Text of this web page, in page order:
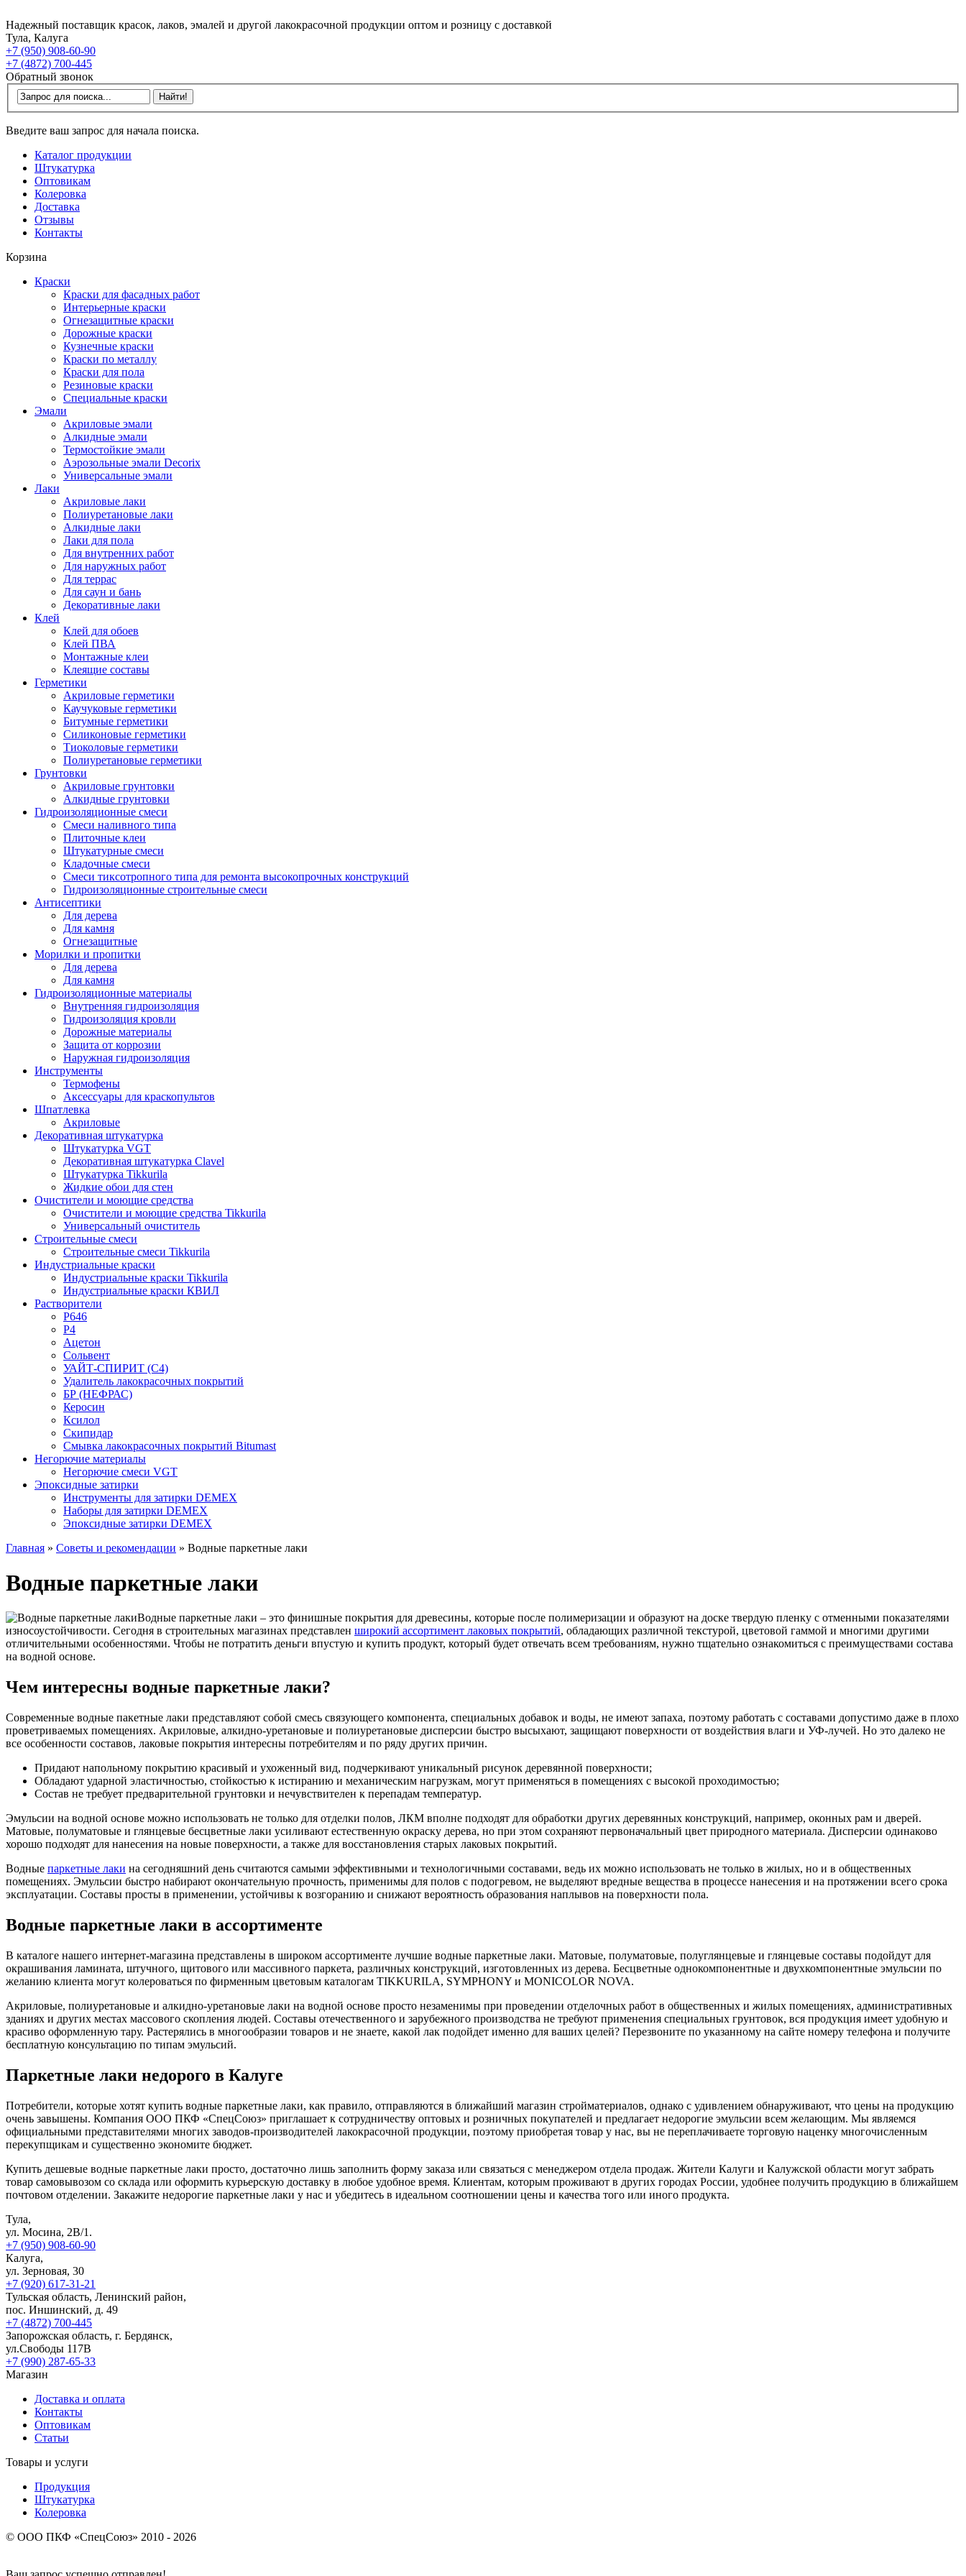
Надежный поставщик красок, лаков, эмалей и другой лакокрасочной продукции оптом и розницу с доставкой
Тула, Калуга
+7 (950) 908-60-90
+7 (4872) 700-445
Обратный звонок
Введите ваш запрос для начала поиска.
Каталог продукции
Штукатурка
Оптовикам
Колеровка
Доставка
Отзывы
Контакты
Корзина
Краски
Краски для фасадных работ
Интерьерные краски
Огнезащитные краски
Дорожные краски
Кузнечные краски
Краски по металлу
Краски для пола
Резиновые краски
Специальные краски
Эмали
Акриловые эмали
Алкидные эмали
Термостойкие эмали
Аэрозольные эмали Decorix
Универсальные эмали
Лаки
Акриловые лаки
Полиуретановые лаки
Алкидные лаки
Лаки для пола
Для внутренних работ
Для наружных работ
Для террас
Для саун и бань
Декоративные лаки
Клей
Клей для обоев
Клей ПВА
Монтажные клеи
Клеящие составы
Герметики
Акриловые герметики
Каучуковые герметики
Битумные герметики
Силиконовые герметики
Тиоколовые герметики
Полиуретановые герметики
Грунтовки
Акриловые грунтовки
Алкидные грунтовки
Гидроизоляционные смеси
Смеси наливного типа
Плиточные клеи
Штукатурные смеси
Кладочные смеси
Смеси тиксотропного типа для ремонта высокопрочных конструкций
Гидроизоляционные строительные смеси
Антисептики
Для дерева
Для камня
Огнезащитные
Морилки и пропитки
Для дерева
Для камня
Гидроизоляционные материалы
Внутренняя гидроизоляция
Гидроизоляция кровли
Дорожные материалы
Защита от коррозии
Наружная гидроизоляция
Инструменты
Термофены
Аксессуары для краскопультов
Шпатлевка
Акриловые
Декоративная штукатурка
Штукатурка VGT
Декоративная штукатурка Clavel
Штукатурка Tikkurila
Жидкие обои для стен
Очистители и моющие средства
Очистители и моющие средства Tikkurila
Универсальный очиститель
Строительные смеси
Строительные смеси Tikkurila
Индустриальные краски
Индустриальные краски Tikkurila
Индустриальные краски КВИЛ
Растворители
P646
P4
Ацетон
Сольвент
УАЙТ-СПИРИТ (С4)
Удалитель лакокрасочных покрытий
БР (НЕФРАС)
Керосин
Ксилол
Скипидар
Смывка лакокрасочных покрытий Bitumast
Негорючие материалы
Негорючие смеси VGT
Эпоксидные затирки
Инструменты для затирки DEMEX
Наборы для затирки DEMEX
Эпоксидные затирки DEMEX
Главная » Советы и рекомендации » Водные паркетные лаки
Водные паркетные лаки
Водные паркетные лаки – это финишные покрытия для древесины, которые после полимеризации и образуют на доске твердую пленку с отменными показателями
износоустойчивости. Сегодня в строительных магазинах представлен широкий ассортимент лаковых покрытий, обладающих различной текстурой, цветовой гаммой и многими другими
отличительными особенностями. Чтобы не потратить деньги впустую и купить продукт, который будет отвечать всем требованиям, нужно тщательно ознакомиться с преимуществами состава
на водной основе.
Чем интересны водные паркетные лаки?
Современные водные пакетные лаки представляют собой смесь связующего компонента, специальных добавок и воды, не имеют запаха, поэтому работать с составами допустимо даже в плохо
проветриваемых помещениях. Акриловые, алкидно-уретановые и полиуретановые дисперсии быстро высыхают, защищают поверхности от воздействия влаги и УФ-лучей. Но это далеко не
все особенности составов, лаковые покрытия интересны потребителям и по ряду других причин.
Придают напольному покрытию красивый и ухоженный вид, подчеркивают уникальный рисунок деревянной поверхности;
Обладают ударной эластичностью, стойкостью к истиранию и механическим нагрузкам, могут применяться в помещениях с высокой проходимостью;
Состав не требует предварительной грунтовки и нечувствителен к перепадам температур.
Эмульсии на водной основе можно использовать не только для отделки полов, ЛКМ вполне подходят для обработки других деревянных конструкций, например, оконных рам и дверей.
Матовые, полуматовые и глянцевые бесцветные лаки усиливают естественную окраску дерева, но при этом сохраняют первоначальный цвет природного материала. Дисперсии одинаково
хорошо подходят для нанесения на новые поверхности, а также для восстановления старых лаковых покрытий.
Водные паркетные лаки на сегодняшний день считаются самыми эффективными и технологичными составами, ведь их можно использовать не только в жилых, но и в общественных
помещениях. Эмульсии быстро набирают окончательную прочность, применимы для полов с подогревом, не выделяют вредные вещества в процессе нанесения и на протяжении всего срока
эксплуатации. Составы просты в применении, устойчивы к возгоранию и снижают вероятность образования наплывов на поверхности пола.
Водные паркетные лаки в ассортименте
В каталоге нашего интернет-магазина представлены в широком ассортименте лучшие водные паркетные лаки. Матовые, полуматовые, полуглянцевые и глянцевые составы подойдут для
окрашивания ламината, штучного, щитового или массивного паркета, различных конструкций, изготовленных из дерева. Бесцветные однокомпонентные и двухкомпонентные эмульсии по
желанию клиента могут колероваться по фирменным цветовым каталогам TIKKURILA, SYMPHONY и MONICOLOR NOVA.
Акриловые, полиуретановые и алкидно-уретановые лаки на водной основе просто незаменимы при проведении отделочных работ в общественных и жилых помещениях, административных
зданиях и других местах массового скопления людей. Составы отечественного и зарубежного производства не требуют применения специальных грунтовок, вся продукция имеет удобную и
красиво оформленную тару. Растерялись в многообразии товаров и не знаете, какой лак подойдет именно для ваших целей? Перезвоните по указанному на сайте номеру телефона и получите
бесплатную консультацию по типам эмульсий.
Паркетные лаки недорого в Калуге
Потребители, которые хотят купить водные паркетные лаки, как правило, отправляются в ближайший магазин стройматериалов, однако с удивлением обнаруживают, что цены на продукцию
очень завышены. Компания ООО ПКФ «СпецСоюз» приглашает к сотрудничеству оптовых и розничных покупателей и предлагает недорогие эмульсии всем желающим. Мы являемся
официальными представителями многих заводов-производителей лакокрасочной продукции, поэтому приобретая товар у нас, вы не переплачиваете торговую наценку многочисленным
перекупщикам и существенно экономите бюджет.
Купить дешевые водные паркетные лаки просто, достаточно лишь заполнить форму заказа или связаться с менеджером отдела продаж. Жители Калуги и Калужской области могут забрать
товар самовывозом со склада или оформить курьерскую доставку в любое удобное время. Клиентам, которым проживают в других городах России, удобнее получить продукцию в ближайшем
почтовом отделении. Закажите недорогие паркетные лаки у нас и убедитесь в идеальном соотношении цены и качества того или иного продукта.
Тула,
ул. Мосина, 2В/1.
+7 (950) 908-60-90
Калуга,
ул. Зерновая, 30
+7 (920) 617-31-21
Тульская область, Ленинский район,
пос. Иншинский, д. 49
+7 (4872) 700-445
Запорожская область, г. Бердянск,
ул.Свободы 117В
+7 (990) 287-65-33
Магазин
Доставка и оплата
Контакты
Оптовикам
Статьи
Товары и услуги
Продукция
Штукатурка
Колеровка
© ООО ПКФ «СпецСоюз» 2010 - 2026